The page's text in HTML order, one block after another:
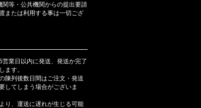
関等・公共機関からの提出要請
または利用する事は一切ござ
業日以内に発送、発送か完了
ます。
陳列後数日間はご注文・発送
してしまう場合がございま
り、運送に遅れが生じる可能